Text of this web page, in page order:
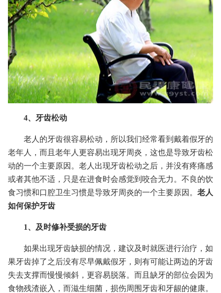
4、牙齿松动
老人的牙齿很容易松动，所以我们经常看到戴着假牙的
老年人，而且老年人更容易出现牙周炎，这也是导致牙齿松
动的一个主要原因。老人出现牙齿松动之后，并没有疼痛感
或者其他不适，只是在进食时会感觉到咬合无力。不良的饮
食习惯和口腔卫生习惯是导致牙周炎的一个主要原因。 老人
如何保护牙齿
1、及时修补受损的牙齿
如果出现牙齿缺损的情况，建议及时就医进行治疗，如
果牙齿掉了之后没有尽早佩戴假牙，则有可能让两边的牙齿
失去支撑而慢慢倾斜，更容易脱落。而且缺牙的部位会因为
食物残渣嵌入，而滋生细菌，损伤周围牙齿和牙龈的健康。